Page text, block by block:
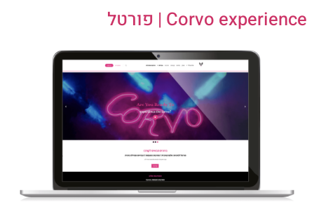
Corvo experience | פורטל